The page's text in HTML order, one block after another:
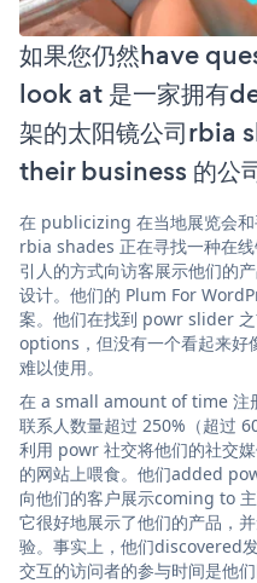
如果您仍然have
look at 是一家拥有
架的太阳镜公司rbia
their business 的公司
在 publicizing 在当地展览会和
rbia shades 正在寻找一种在
引人的方式向访客展示他们的
设计。他们的 Plum For
案。他们在找到 powr slider
options，但没有一个看起来好
难以使用。
在 a small amount of time 注
联系人数量超过 250%（超过
利用 powr 社交将他们的社交
的网站上喂食。他们added
向他们的客户展示coming to
它很好地展示了他们的产品，
验。事实上，他们discovered
交互的访问者的参与时间是他